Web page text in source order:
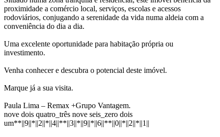
proximidade a comércio local, serviços, escolas e acessos
rodoviários, conjugando a serenidade da vida numa aldeia com a
conveniência do dia a dia.
Uma excelente oportunidade para habitação própria ou
investimento.
Venha conhecer e descubra o potencial deste imóvel.
Marque já a sua visita.
Paula Lima – Remax +Grupo Vantagem.
nove dois quatro_três nove seis_zero dois
um**||9||*||2||*||4||**||3||*||9||*||6||**||0||*||2||*||1||